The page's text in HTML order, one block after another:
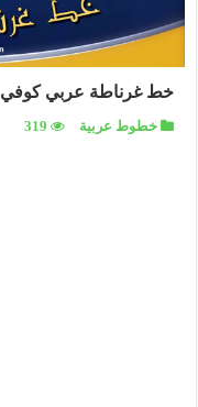
خط غرناطة عربي كوفي
خطوط عربية 319